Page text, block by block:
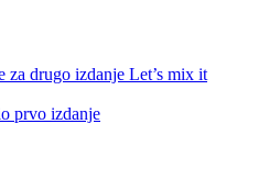
za drugo izdanje Let’s mix it
prvo izdanje